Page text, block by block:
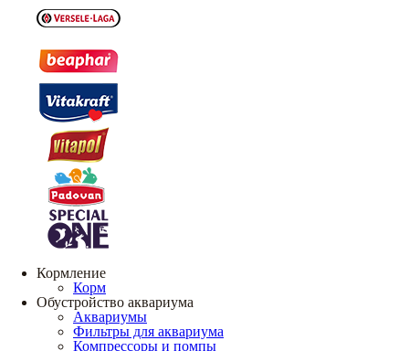
Кормление
Корм
Обустройство аквариума
Аквариумы
Фильтры для аквариума
Компрессоры и помпы